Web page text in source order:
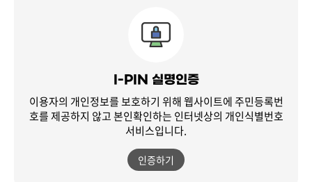
I-PIN 실명인증
이용자의 개인정보를 보호하기 위해 웹사이트에 주민등록번
호를 제공하지 않고본인확인하는 인터넷상의 개인식별번호
서비스입니다.
인증하기